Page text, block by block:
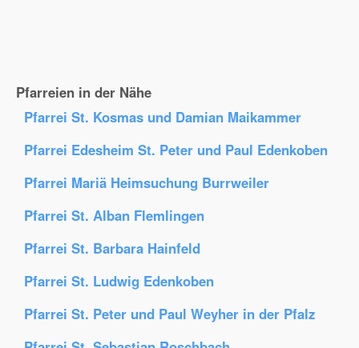
Pfarreien in der Nähe
Pfarrei St. Kosmas und Damian Maikammer
Pfarrei Edesheim St. Peter und Paul Edenkoben
Pfarrei Mariä Heimsuchung Burrweiler
Pfarrei St. Alban Flemlingen
Pfarrei St. Barbara Hainfeld
Pfarrei St. Ludwig Edenkoben
Pfarrei St. Peter und Paul Weyher in der Pfalz